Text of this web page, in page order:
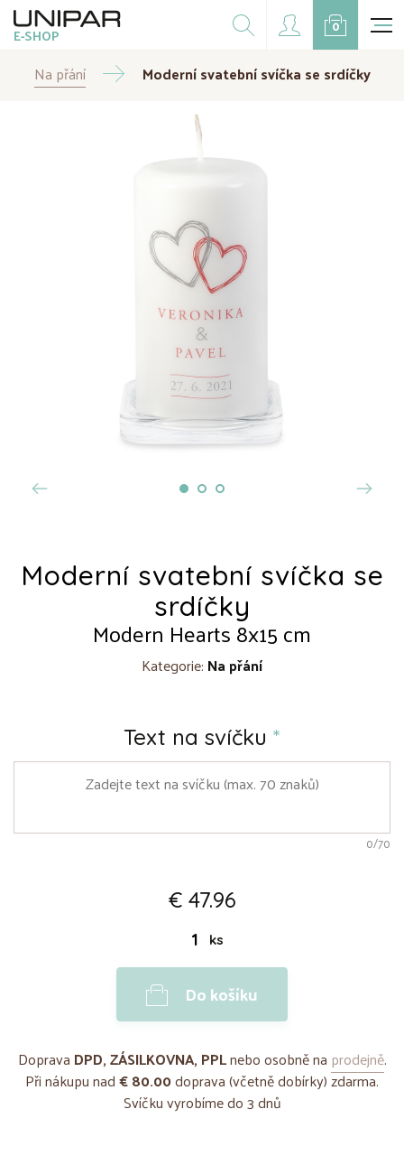
E-SHOP
Dárkové balíčky
Doplňky
Doprodej
Na přání
CZK EUR
0
Na přání Moderní svatební svíčka se srdíčky
Moderní svatební svíčka se
srdíčky
Modern Hearts 8x15 cm
Kategorie: Na přání
Text na svíčku *
0/70
€ 47.96
ks
Do košíku
Doprava DPD, ZÁSILKOVNA, PPLnebo osobně na prodejně.
Při nákupu nad€ 80.00doprava (včetně dobírky) zdarma.
Svíčku vyrobíme do 3 dnů